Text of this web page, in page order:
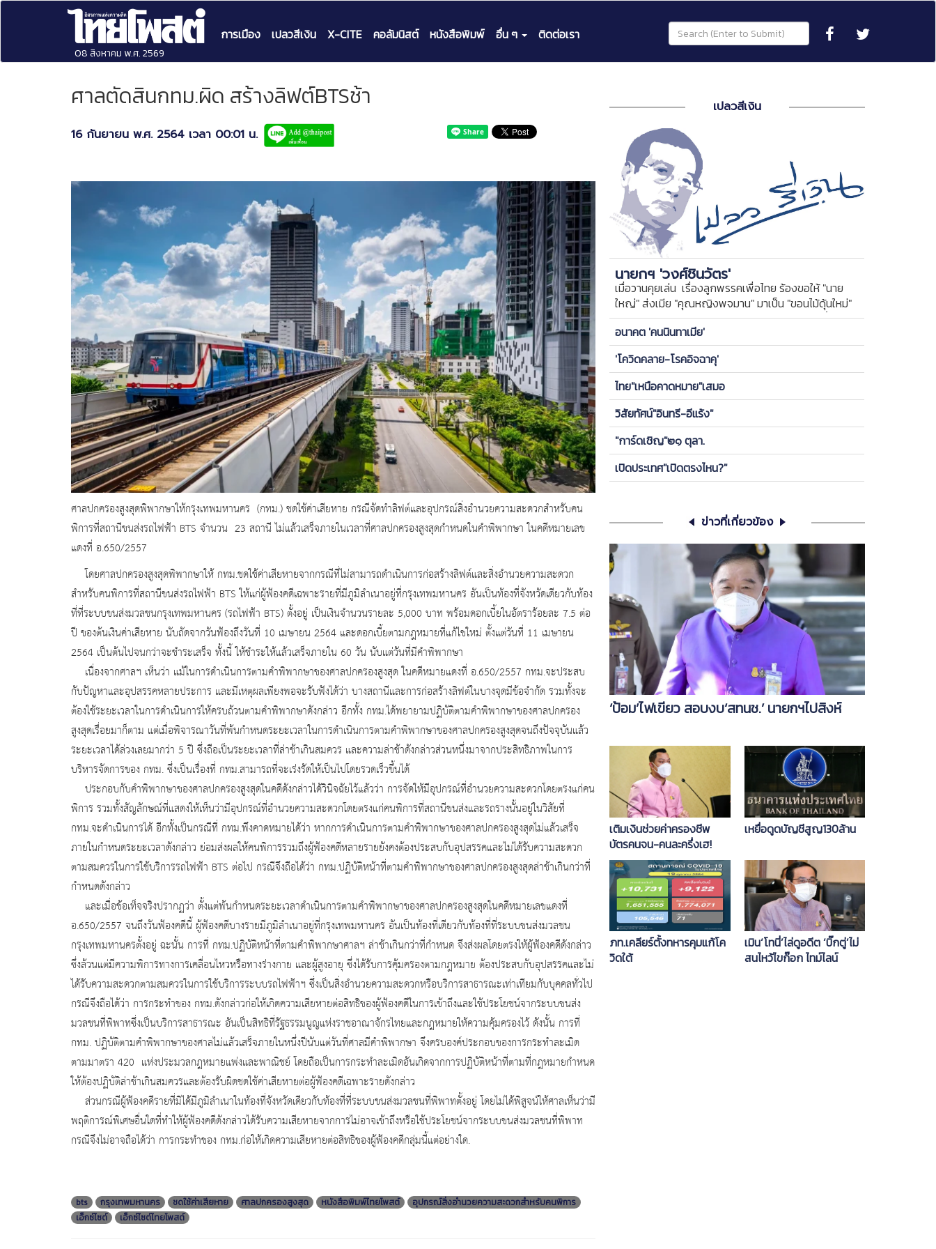
08 สิงหาคม พ.ศ. 2569
การเมือง เปลวสีเงิน X-CITE คอลัมนิสต์ หนังสือพิมพ์ อื่น ๆ ติดต่อเรา
ศาลตัดสินกทม.ผิด สร้างลิฟต์BTSช้า
16 กันยายน พ.ศ. 2564 เวลา 00:01 น.
ศาลปกครองสูงสุดพิพากษาให้กรุงเทพมหานคร (กทม.) ชดใช้ค่าเสียหาย กรณีจัดทำลิฟต์และอุปกรณ์สิ่งอำนวยความสะดวกสำหรับคน
พิการที่สถานีขนส่งรถไฟฟ้า BTS จำนวน 23 สถานี ไม่แล้วเสร็จภายในเวลาที่ศาลปกครองสูงสุดกำหนดในคำพิพากษา ในคดีหมายเลข
แดงที่ อ.650/2557
โดยศาลปกครองสูงสุดพิพากษาให้ กทม.ชดใช้ค่าเสียหายจากกรณีที่ไม่สามารถดำเนินการก่อสร้างลิฟต์และสิ่งอำนวยความสะดวก
สำหรับคนพิการที่สถานีขนส่งรถไฟฟ้า BTS ให้แก่ผู้ฟ้องคดีเฉพาะรายที่มีภูมิลำเนาอยู่ที่กรุงเทพมหานคร อันเป็นท้องที่จังหวัดเดียวกับท้อง
ที่ที่ระบบขนส่งมวลชนกรุงเทพมหานคร (รถไฟฟ้า BTS) ตั้งอยู่ เป็นเงินจำนวนรายละ 5,000 บาท พร้อมดอกเบี้ยในอัตราร้อยละ 7.5 ต่อ
ปี ของต้นเงินค่าเสียหาย นับถัดจากวันฟ้องถึงวันที่ 10 เมษายน 2564 และดอกเบี้ยตามกฎหมายที่แก้ไขใหม่ ตั้งแต่วันที่ 11 เมษายน
2564 เป็นต้นไปจนกว่าจะชำระเสร็จ ทั้งนี้ ให้ชำระให้แล้วเสร็จภายใน 60 วัน นับแต่วันที่มีคำพิพากษา
เนื่องจากศาลฯ เห็นว่า แม้ในการดำเนินการตามคำพิพากษาของศาลปกครองสูงสุด ในคดีหมายแดงที่ อ.650/2557 กทม.จะประสบ
กับปัญหาและอุปสรรคหลายประการ และมีเหตุผลเพียงพอจะรับฟังได้ว่า บางสถานีและการก่อสร้างลิฟต์ในบางจุดมีข้อจำกัด รวมทั้งจะ
ต้องใช้ระยะเวลาในการดำเนินการให้ครบถ้วนตามคำพิพากษาดังกล่าว อีกทั้ง กทม.ได้พยายามปฏิบัติตามคำพิพากษาของศาลปกครอง
สูงสุดเรื่อยมาก็ตาม แต่เมื่อพิจารณาวันที่พ้นกำหนดระยะเวลาในการดำเนินการตามคำพิพากษาของศาลปกครองสูงสุดจนถึงปัจจุบันแล้ว
ระยะเวลาได้ล่วงเลยมากว่า 5 ปี ซึ่งถือเป็นระยะเวลาที่ล่าช้าเกินสมควร และความล่าช้าดังกล่าวส่วนหนึ่งมาจากประสิทธิภาพในการ
บริหารจัดการของ กทม. ซึ่งเป็นเรื่องที่ กทม.สามารถที่จะเร่งรัดให้เป็นไปโดยรวดเร็วขึ้นได้
ประกอบกับคำพิพากษาของศาลปกครองสูงสุดในคดีดังกล่าวได้วินิจฉัยไว้แล้วว่า การจัดให้มีอุปกรณ์ที่อำนวยความสะดวกโดยตรงแก่คน
พิการ รวมทั้งสัญลักษณ์ที่แสดงให้เห็นว่ามีอุปกรณ์ที่อำนวยความสะดวกโดยตรงแก่คนพิการที่สถานีขนส่งและรถรางนั้นอยู่ในวิสัยที่
กทม.จะดำเนินการได้ อีกทั้งเป็นกรณีที่ กทม.พึงคาดหมายได้ว่า หากการดำเนินการตามคำพิพากษาของศาลปกครองสูงสุดไม่แล้วเสร็จ
ภายในกำหนดระยะเวลาดังกล่าว ย่อมส่งผลให้คนพิการรวมถึงผู้ฟ้องคดีหลายรายยังคงต้องประสบกับอุปสรรคและไม่ได้รับความสะดวก
ตามสมควรในการใช้บริการรถไฟฟ้า BTS ต่อไป กรณีจึงถือได้ว่า กทม.ปฏิบัติหน้าที่ตามคำพิพากษาของศาลปกครองสูงสุดล่าช้าเกินกว่าที่
กำหนดดังกล่าว
และเมื่อข้อเท็จจริงปรากฏว่า ตั้งแต่พ้นกำหนดระยะเวลาดำเนินการตามคำพิพากษาของศาลปกครองสูงสุดในคดีหมายเลขแดงที่
อ.650/2557 จนถึงวันฟ้องคดีนี้ ผู้ฟ้องคดีบางรายมีภูมิลำเนาอยู่ที่กรุงเทพมหานคร อันเป็นท้องที่เดียวกับท้องที่ที่ระบบขนส่งมวลชน
กรุงเทพมหานครตั้งอยู่ ฉะนั้น การที่ กทม.ปฏิบัติหน้าที่ตามคำพิพากษาศาลฯ ล่าช้าเกินกว่าที่กำหนด จึงส่งผลโดยตรงให้ผู้ฟ้องคดีดังกล่าว
ซึ่งล้วนแต่มีความพิการทางการเคลื่อนไหวหรือทางร่างกาย และผู้สูงอายุ ซึ่งได้รับการคุ้มครองตามกฎหมาย ต้องประสบกับอุปสรรคและไม่
ได้รับความสะดวกตามสมควรในการใช้บริการระบบรถไฟฟ้าฯ ซึ่งเป็นสิ่งอำนวยความสะดวกหรือบริการสาธารณะเท่าเทียมกับบุคคลทั่วไป
กรณีจึงถือได้ว่า การกระทำของ กทม.ดังกล่าวก่อให้เกิดความเสียหายต่อสิทธิของผู้ฟ้องคดีในการเข้าถึงและใช้ประโยชน์จากระบบขนส่ง
มวลชนที่พิพาทซึ่งเป็นบริการสาธารณะ อันเป็นสิทธิที่รัฐธรรมนูญแห่งราชอาณาจักรไทยและกฎหมายให้ความคุ้มครองไว้ ดังนั้น การที่
กทม. ปฏิบัติตามคำพิพากษาของศาลไม่แล้วเสร็จภายในหนึ่งปีนับแต่วันที่ศาลมีคำพิพากษา จึงครบองค์ประกอบของการกระทำละเมิด
ตามมาตรา 420 แห่งประมวลกฎหมายแพ่งและพาณิชย์ โดยถือเป็นการกระทำละเมิดอันเกิดจากการปฏิบัติหน้าที่ตามที่กฎหมายกำหนด
ให้ต้องปฏิบัติล่าช้าเกินสมควรและต้องรับผิดชดใช้ค่าเสียหายต่อผู้ฟ้องคดีเฉพาะรายดังกล่าว
ส่วนกรณีผู้ฟ้องคดีรายที่มิได้มีภูมิลำเนาในท้องที่จังหวัดเดียวกับท้องที่ที่ระบบขนส่งมวลชนที่พิพาทตั้งอยู่ โดยไม่ได้พิสูจน์ให้ศาลเห็นว่ามี
พฤติการณ์พิเศษอื่นใดที่ทำให้ผู้ฟ้องคดีดังกล่าวได้รับความเสียหายจากการไม่อาจเข้าถึงหรือใช้ประโยชน์จากระบบขนส่งมวลชนที่พิพาท
กรณีจึงไม่อาจถือได้ว่า การกระทำของ กทม.ก่อให้เกิดความเสียหายต่อสิทธิของผู้ฟ้องคดีกลุ่มนี้แต่อย่างใด.
bts กรุงเทพมหานคร ชดใช้ค่าเสียหาย ศาลปกครองสูงสุด หนังสือพิมพ์ไทยโพสต์
อุปกรณ์สิ่งอำนวยความสะดวกสำหรับคนพิการ
เอ็กซ์ไซต์
เอ็กซ์ไซต์ไทยโพสต์
เปลวสีเงิน
นายกฯ 'วงศ์ชินวัตร'
เมื่อวานคุยเล่น เรื่องลูกพรรคเพื่อไทย ร้องขอให้ "นาย
ใหญ่" ส่งเมีย "คุณหญิงพจมาน" มาเป็น "ขอนไม้ดุ้นใหม่"
ของพรรค ให้ลูกกบ-ลูกเขียดในพรรคได้เกาะ วันนี้ ขอคุย
ซีเครียดซักนิด
อนาคต 'คนนินทาเมีย'
'โควิดคลาย-โรคอิจฉาคุ'
ไทย"เหนือคาดหมาย"เสมอ
วิสัยทัศน์"อินทรี-อีแร้ง"
"การ์ดเชิญ"๒๑ ตุลา.
เปิดประเทศ"เปิดตรงไหน?"
ข่าวที่เกี่ยวข้อง
‘ป้อม’ไฟเขียว สอบงบ‘สทนช.’ นายกฯไปสิงห์
เติมเงินช่วยค่าครองชีพ
บัตรคนจน-คนละครึ่งเฮ!
เหยื่อดูดบัญชีสูญ130ล้าน
ภท.เคลียร์ตั้งทหารคุมแก้โค
วิดใต้
เมิน‘โทนี่’ไล่ดูอดีต ‘บิ๊กตู่’ไม่
สนไหว้ไขก๊อก ไทม์ไลน์